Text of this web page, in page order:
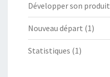
Développer son produit
Nouveau départ (1)
Statistiques (1)